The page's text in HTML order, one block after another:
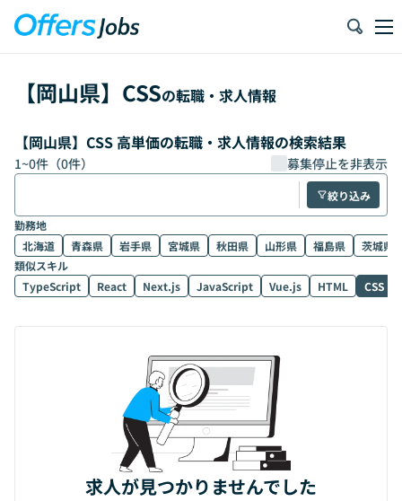
【岡山県】 CSSの転職・求人情報
【岡山県】CSS 高単価の転職・求人情報の検索結果
1~0件（0件） 募集停止を非表示
絞り込み
勤務地
北海道
青森県 岩手県 宮城県 秋田県 山形県 福島県
茨城県
類似スキル
TypeScript
React Next.js JavaScript Vue.js HTML CSS
求人が見つかりませんでした